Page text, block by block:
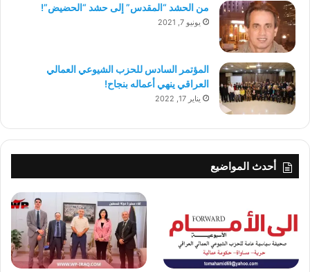
من الحشد “المقدس” إلى حشد “الحضيض”!
يونيو 7, 2021
المؤتمر السادس للحزب الشيوعي العمالي
العراقي ينهي أعماله بنجاح!
يناير 17, 2022
أحدث المواضيع